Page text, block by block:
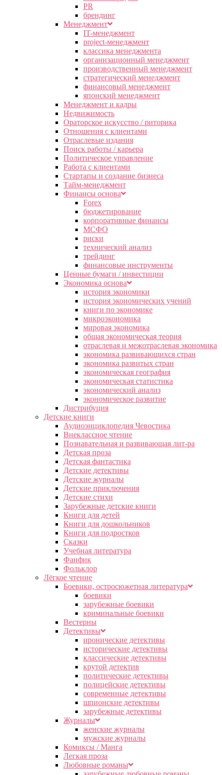
PR
брендинг
Менеджмент
IT-менеджмент
project-менеджмент
классика менеджмента
организационный менеджмент
производственный менеджмент
стратегический менеджмент
финансовый менеджмент
японский менеджмент
Менеджмент и кадры
Недвижимость
Ораторское искусство / риторика
Отношения с клиентами
Отраслевые издания
Поиск работы / карьера
Политическое управление
Работа с клиентами
Стартапы и создание бизнеса
Тайм-менеджмент
Финансы основа
Forex
бюджетирование
корпоративные финансы
МСФО
риски
технический анализ
трейдинг
финансовые инструменты
Ценные бумаги / инвестиции
Экономика основа
история экономики
история экономических учений
книги по экономике
микроэкономика
мировая экономика
общая экономическая теория
отраслевая и межотраслевая экономика
экономика развивающихся стран
экономика развитых стран
экономическая география
экономическая статистика
экономический анализ
экономическое развитие
Дистрибуция
Детские книги
Аудиоэнциклопедия Чевостика
Внеклассное чтение
Познавательная и развивающая лит-ра
Детская проза
Детская фантастика
Детские детективы
Детские журналы
Детские приключения
Детские стихи
Зарубежные детские книги
Книги для детей
Книги для дошкольников
Книги для подростков
Сказки
Учебная литература
Фанфик
Фольклор
Лёгкое чтение
Боевики, остросюжетная литература
боевики
зарубежные боевики
криминальные боевики
Вестерны
Детективы
иронические детективы
исторические детективы
классические детективы
крутой детектив
политические детективы
полицейские детективы
современные детективы
шпионские детективы
зарубежные детективы
Журналы
женские журналы
мужские журналы
Комиксы / Манга
Легкая проза
Любовные романы